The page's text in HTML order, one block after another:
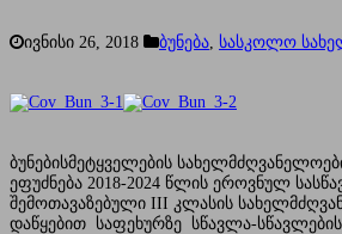
ივნისი 26, 2018 ბუნება სასკოლო
ბუნებისმეტყველების
ეფუძნება 2018-2024 წლის ეროვნულ
შემოთავაზებული III კლასის
დაწყებით საფეხურზე სწავლა-